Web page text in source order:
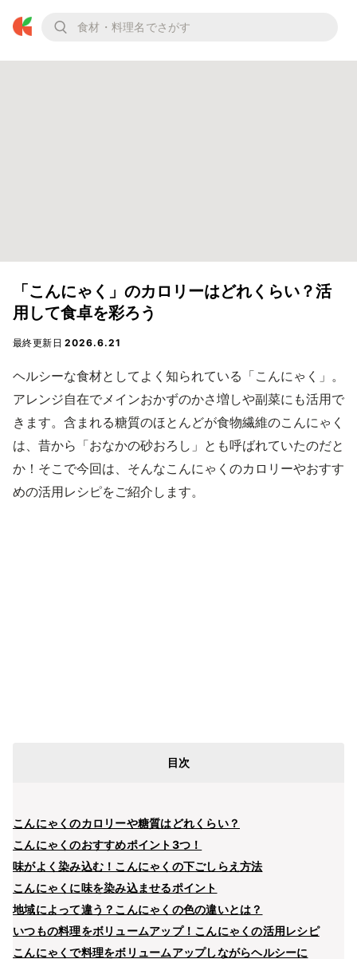
「こんにゃく」のカロリーはどれくらい？活
用して食卓を彩ろう
最終更新日2026.6.21
ヘルシーな食材としてよく知られている「こんにゃく」。
アレンジ自在でメインおかずのかさ増しや副菜にも活用で
きます。含まれる糖質のほとんどが食物繊維のこんにゃく
は、昔から「おなかの砂おろし」とも呼ばれていたのだと
か！そこで今回は、そんなこんにゃくのカロリーやおすす
めの活用レシピをご紹介します。
目次
こんにゃくのカロリーや糖質はどれくらい？
こんにゃくのおすすめポイント3つ！
味がよく染み込む！こんにゃくの下ごしらえ方法
こんにゃくに味を染み込ませるポイント
地域によって違う？こんにゃくの色の違いとは？
いつもの料理をボリュームアップ！こんにゃくの活用レシピ
こんにゃくで料理をボリュームアップしながらヘルシーに